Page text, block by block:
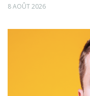
8 AOÛT 2026